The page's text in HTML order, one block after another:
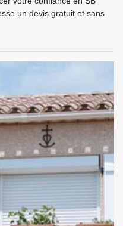
un devis gratuit et sans